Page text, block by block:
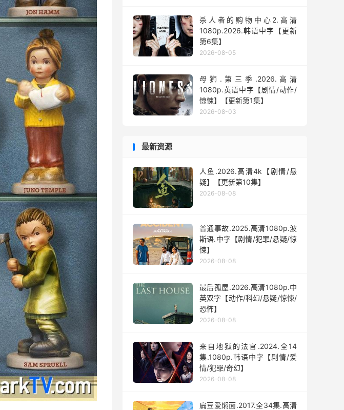
杀人者的购物中心2.高清
1080p.2026.韩语中字【更新
第6集】
2026-08-05
母狮.第三季.2026.高清
1080p.英语中字【剧情/动作/
惊悚】【更新第1集】
2026-08-03
最新资源
人鱼.2026.高清4k【剧情/悬
疑】【更新第10集】
2026-08-08
普通事故.2025.高清1080p.波
斯语.中字【剧情/犯罪/悬疑/惊
悚】
2026-08-08
最后孤屋.2026.高清1080p.中
英双字【动作/科幻/悬疑/惊悚/
恐怖】
2026-08-08
来自地狱的法官.2024.全14
集.1080p.韩语中字【剧情/爱
情/犯罪/奇幻】
2026-08-08
扁豆爱焖面.2017.全34集.高清